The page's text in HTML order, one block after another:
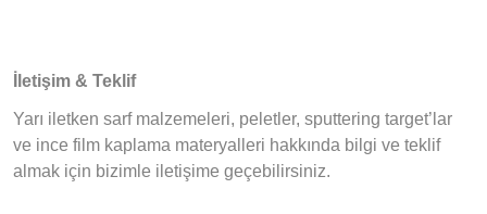
İletişim & Teklif
Yarı iletken sarf malzemeleri, peletler, sputtering target’lar
ve ince film kaplama materyalleri hakkında bilgi ve teklif
almak için bizimle iletişime geçebilirsiniz.